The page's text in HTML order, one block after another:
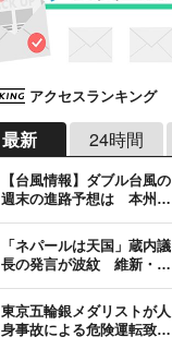
アクセスランキング
最新 24時間
【台風情報】ダブル台風の
週末の進路予想は 本州は
「ネパールは天国」蔵内議
長の発言が波紋 維新・吉
東京五輪銀メダリストが人
身事故による危険運転致傷